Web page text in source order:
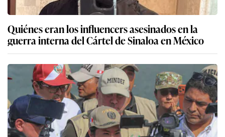
Quiénes eran los influencers asesinados en la
guerra interna del Cártel de Sinaloa en México